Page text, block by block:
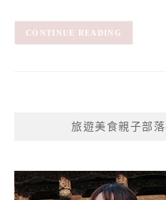
CONTINUE READING
旅遊美食親子部